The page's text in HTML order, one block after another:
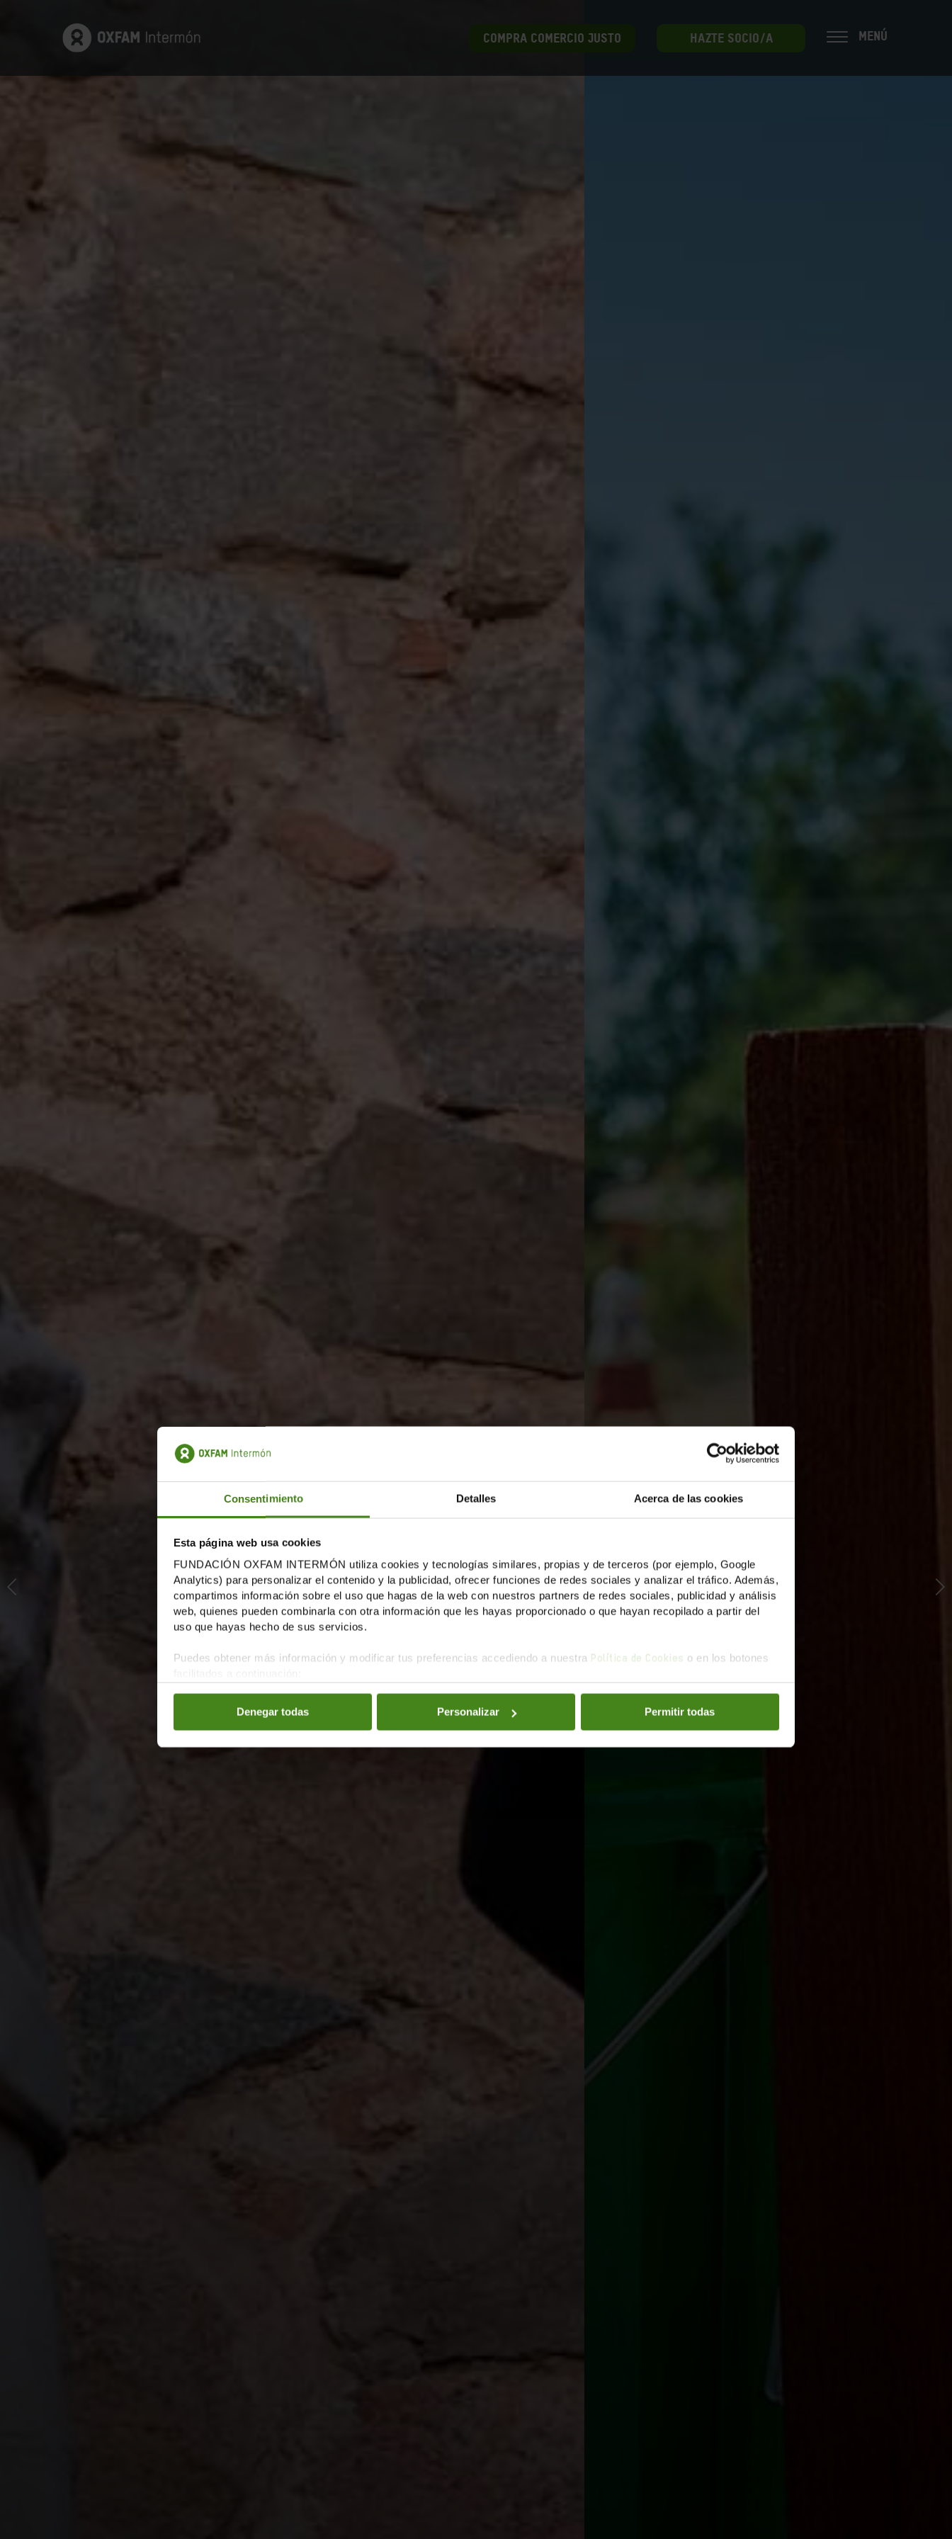
Consentimiento Detalles Acerca de las cookies
Esta página web usa cookies
FUNDACIÓN OXFAM INTERMÓN utiliza cookies y tecnologías similares, propias y de terceros (por ejemplo, Google
Analytics) para personalizar el contenido y la publicidad, ofrecer funciones de redes sociales y analizar el tráfico. Además,
compartimos información sobre el uso que hagas de la web con nuestros partners de redes sociales, publicidad y análisis
web, quienes pueden combinarla con otra información que les hayas proporcionado o que hayan recopilado a partir del
uso que hayas hecho de sus servicios.
Puedes obtener más información y modificar tus preferencias accediendo a nuestra Política de Cookies o en los botones
Denegar todas Personalizar Permitir todas
COMPRA COMERCIO JUSTO HAZTE SOCIO/A MENÚ